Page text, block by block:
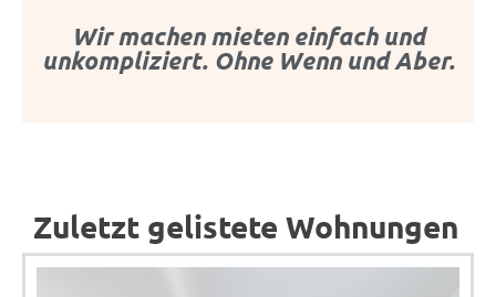
Wir machen mieten einfach und
unkompliziert. Ohne Wenn und Aber.
Zuletzt gelistete Wohnungen